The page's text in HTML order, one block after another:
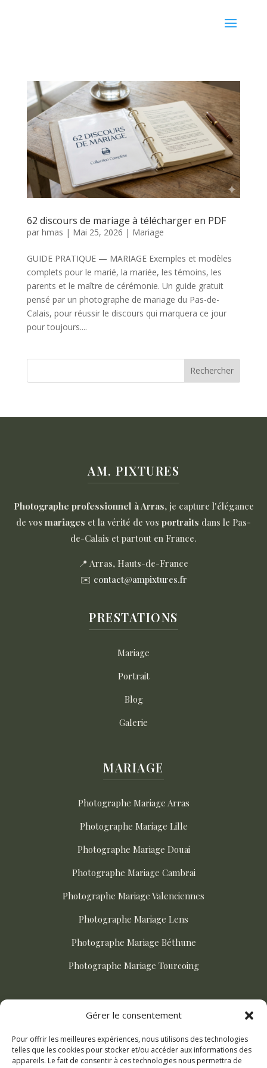
Gérer le consentement
Pour offrir les meilleures expériences, nous utilisons des technologies
telles que les cookies pour stocker et/ou accéder aux informations des
appareils. Le fait de consentir à ces technologies nous permettra de
62 discours de mariage à télécharger en PDF
par hmas | Mai 25, 2026 | Mariage
GUIDE PRATIQUE — MARIAGE Exemples et modèles
complets pour le marié, la mariée, les témoins, les
parents et le maître de cérémonie. Un guide gratuit
pensé par un photographe de mariage du Pas-de-
Calais, pour réussir le discours qui marquera ce jour
pour toujours....
Rechercher
AM. PIXTURES
Photographe professionnel à Arras, je capture l'élégance
de vos mariages et la vérité de vos portraits dans le Pas-
de-Calais et partout en France.
📍 Arras, Hauts-de-France
✉️ contact@ampixtures.fr
PRESTATIONS
Mariage
Portrait
Blog
Galerie
MARIAGE
Photographe Mariage Arras
Photographe Mariage Lille
Photographe Mariage Douai
Photographe Mariage Cambrai
Photographe Mariage Valenciennes
Photographe Mariage Lens
Photographe Mariage Béthune
Photographe Mariage Tourcoing
ACTUALITÉS
Comment choisir son photographe de mariage ?